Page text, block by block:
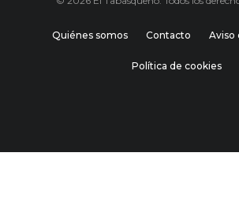
Quiénes somos Contacto Aviso
Política de cookies